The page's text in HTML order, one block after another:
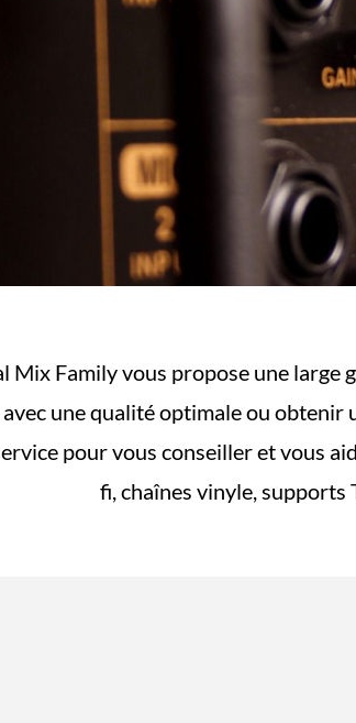
Mix Family vous propose une large
une qualité optimale ou obtenir
pour vous conseiller et vous
fi, chaînes vinyle, supports